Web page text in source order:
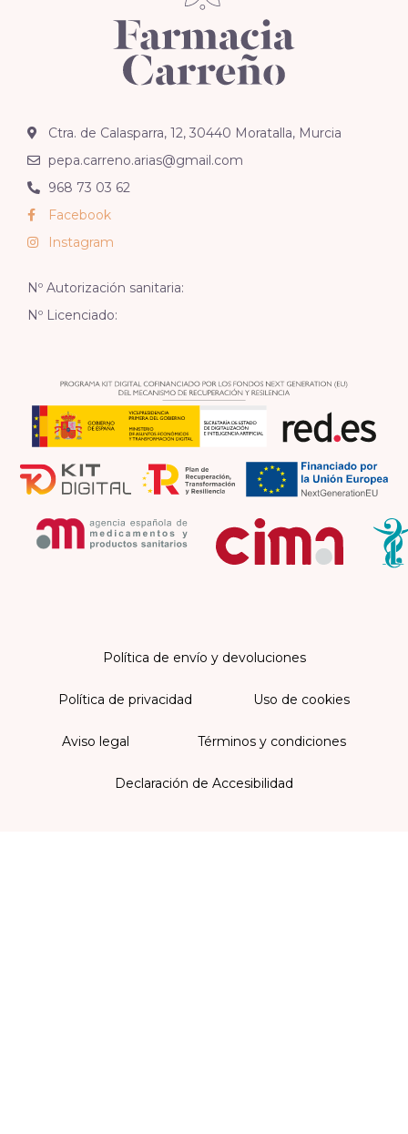
Ctra. de Calasparra, 12, 30440 Moratalla, Murcia
pepa.carreno.arias@gmail.com
968 73 03 62
Facebook
Instagram
Nº Autorización sanitaria:
Nº Licenciado:
Política de envío y devoluciones
Política de privacidad Uso de cookies
Aviso legal Términos y condiciones
Declaración de Accesibilidad